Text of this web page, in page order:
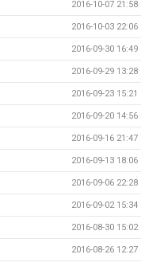
2016-10-07 21:58
2016-10-03 22:06
2016-09-30 16:49
2016-09-29 13:28
2016-09-23 15:21
2016-09-20 14:56
2016-09-16 21:47
2016-09-13 18:06
2016-09-06 22:28
2016-09-02 15:34
2016-08-30 15:02
2016-08-26 12:27